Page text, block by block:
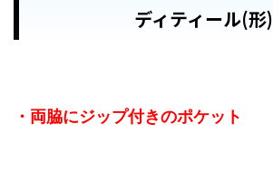
ディティール(形)
・両脇にジップ付きのポケット